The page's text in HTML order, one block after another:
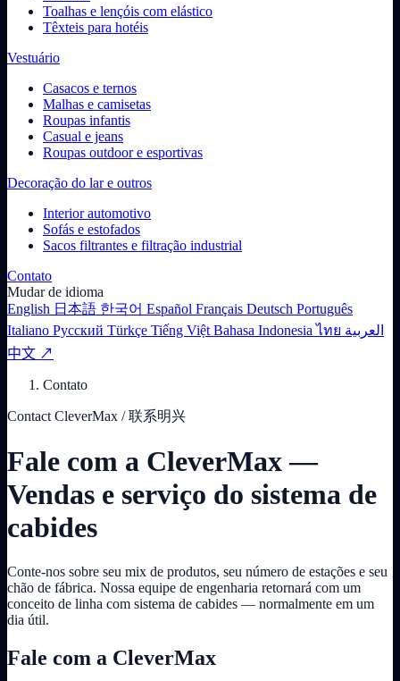
Toalhas e lençóis com elástico
Têxteis para hotéis
Vestuário
Casacos e ternos
Malhas e camisetas
Roupas infantis
Casual e jeans
Roupas outdoor e esportivas
Decoração do lar e outros
Interior automotivo
Sofás e estofados
Sacos filtrantes e filtração industrial
Contato
Mudar de idioma
English 日本語 한국어 Español Français Deutsch Português
Italiano Русский Türkçe Tiếng Việt Bahasa Indonesiaไทย العربية
中文 ↗
Contato
Contact CleverMax / 联系明兴
Fale com a CleverMax —
Vendas e serviço do sistema de
cabides
Conte-nos sobre seu mix de produtos, seu número de estações e seu
chão de fábrica. Nossa equipe de engenharia retornará com um
conceito de linha com sistema de cabides — normalmente em um
dia útil.
Fale com a CleverMax